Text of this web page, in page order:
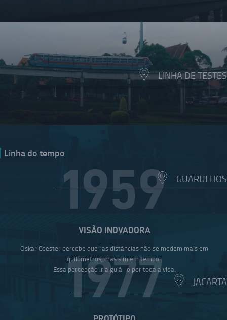
LINHA DE TESTES
GUARULHOS
JACARTA
Linha do tempo
1959
VISÃO INOVADORA
Oskar Coester percebe que "as distâncias não se medem mais em
quilômetros, mas sim em tempo".
Essa percepção iria guiá-lo por toda a vida.
1977